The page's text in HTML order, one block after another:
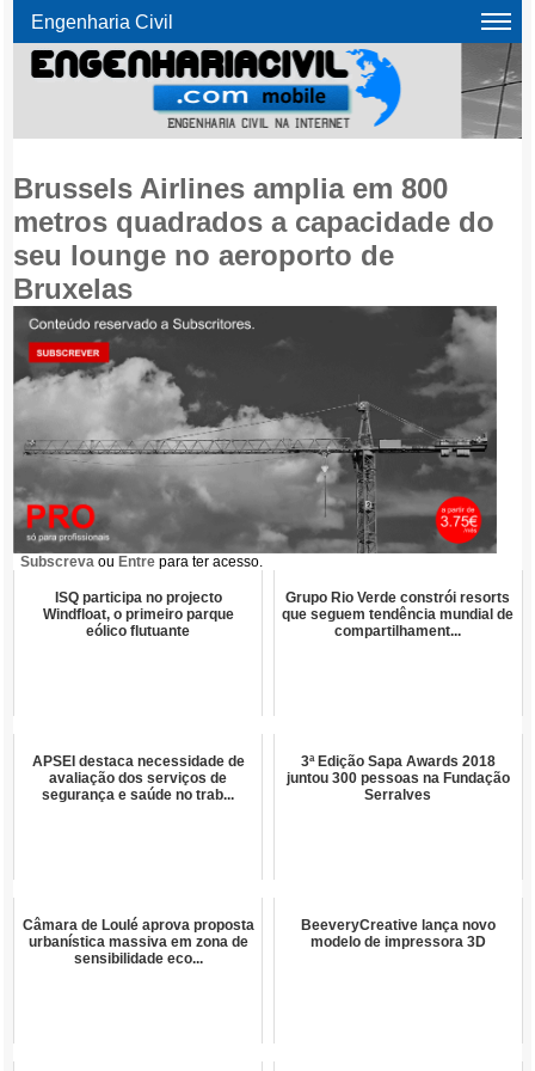
Engenharia Civil
Brussels Airlines amplia em 800
metros quadrados a capacidade do
seu lounge no aeroporto de
Bruxelas
Subscreva ou Entre para ter acesso.
ISQ participa no projecto
Windfloat, o primeiro parque
eólico flutuante
Grupo Rio Verde constrói resorts
que seguem tendência mundial de
compartilhament...
APSEI destaca necessidade de
avaliação dos serviços de
segurança e saúde no trab...
3ª Edição Sapa Awards 2018
juntou 300 pessoas na Fundação
Serralves
Câmara de Loulé aprova proposta
urbanística massiva em zona de
sensibilidade eco...
BeeveryCreative lança novo
modelo de impressora 3D